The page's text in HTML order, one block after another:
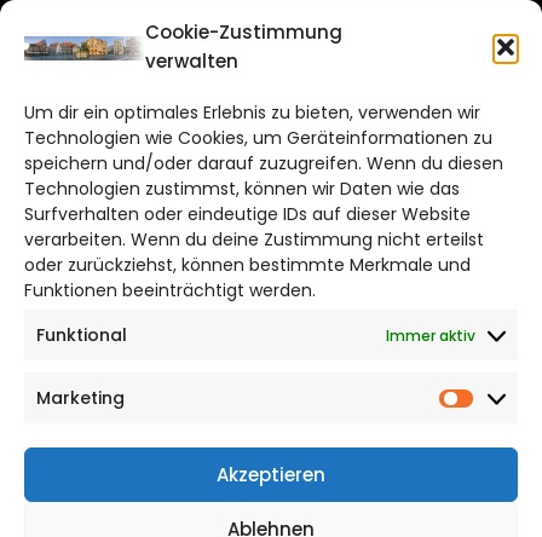
Cookie-Zustimmung
verwalten
Um dir ein optimales Erlebnis zu bieten, verwenden wir
Technologien wie Cookies, um Geräteinformationen zu
speichern und/oder darauf zuzugreifen. Wenn du diesen
Technologien zustimmst, können wir Daten wie das
Surfverhalten oder eindeutige IDs auf dieser Website
verarbeiten. Wenn du deine Zustimmung nicht erteilst
oder zurückziehst, können bestimmte Merkmale und
Funktionen beeinträchtigt werden.
Funktional
Immer aktiv
Marketing
Akzeptieren
Ablehnen
CITYLIFE!
hildesheim@citylifemedien.de
Bruchtorwall 12
38100 Braunschweig
Telefon: 0531 387220 – 65
DAS STADTMAGAZIN FÜR HILDESHEIM
Impressum
Cookie Richtlinie
CITYLIFE! BEI FACEBOOK